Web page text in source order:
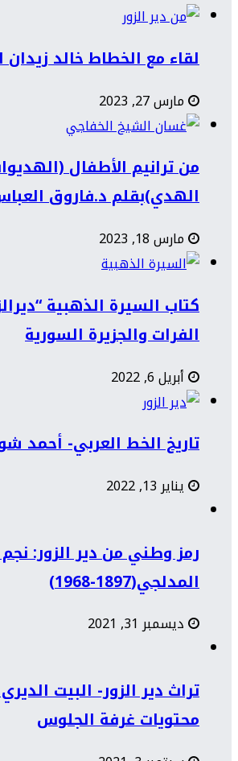
لقاء مع الخطاط خالد زيدان
مارس 27, 2023
من ترانيم الأطفال
الهدي)بقلم د.فاروق
مارس 18, 2023
كتاب السيرة الذهبية
الفرات والجزيرة السورية
أبريل 6, 2022
تاريخ الخط العربي- أحمد
يناير 13, 2022
رمز وطني من دير الزور:
المدلجي(1897-1968)
ديسمبر 31, 2021
تراث دير الزور- البيت
محتويات غرفة الجلوس